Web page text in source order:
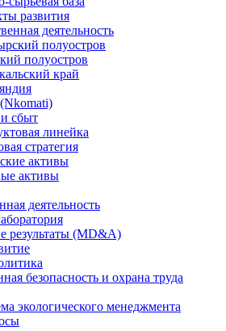
развития
деятельность
полуостров
полуостров
край
сбыт
линейка
стратегия
активы
активы
деятельность
результаты (MD&A)
безопасность и охрана труда
экологического менеджмента